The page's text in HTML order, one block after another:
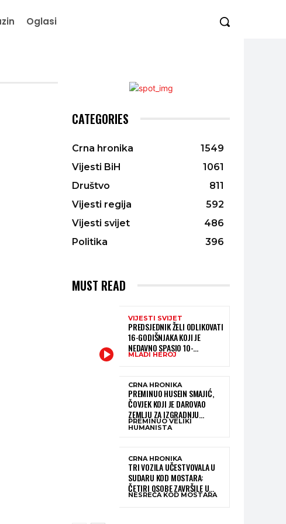
Oglasi
CATEGORIES
Crna hronika
1549
Vijesti BiH
1061
Društvo
811
Vijesti regija
592
Vijesti svijet
486
Politika
396
MUST READ
VIJESTI SVIJET
PREDSJEDNIK ŽELI ODLIKOVATI
16-GODIŠNJAKA KOJI JE
NEDAVNO SPASIO 10-
GODIŠNJEG DJEČAKA IZ
MLADI HEROJ
CRNA HRONIKA
PREMINUO HUSEIN SMAJIĆ,
ČOVJEK KOJI JE DAROVAO
ZEMLJU ZA IZGRADNJU
KATOLIČKE CRKVE U BUGOJNU
PREMINUO VELIKI
HUMANISTA
CRNA HRONIKA
TRI VOZILA UČESTVOVALA U
SUDARU KOD MOSTARA:
ČETIRI OSOBE ZAVRŠILE U
BOLNICI
NESREĆA KOD MOSTARA